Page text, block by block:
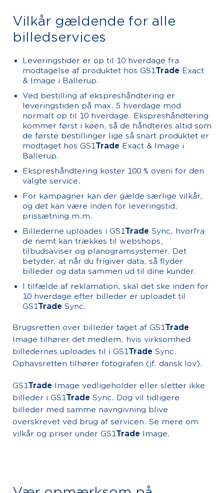
Vilkår gældende for alle
billedservices
Leveringstider er op til 10 hverdage fra
modtagelse af produktet hos GS1Trade Exact
& Image i Ballerup.
Ved bestilling af ekspreshåndtering er
leveringstiden på max. 5 hverdage mod
normalt op til 10 hverdage. Ekspreshåndtering
kommer først i køen, så de håndteres altid som
de første bestillinger lige så snart produktet er
modtaget hos GS1Trade Exact & Image i
Ballerup.
Ekspreshåndtering koster 100 % oveni for den
valgte service.
For kampagner kan der gælde særlige vilkår,
og det kan være inden for leveringstid,
prissætning m.m.
Billederne uploades i GS1Trade Sync, hvorfra
de nemt kan trækkes til webshops,
tilbudsaviser og planogramsystemer. Det
betyder, at når du frigiver data, så flyder
billeder og data sammen ud til dine kunder.
I tilfælde af reklamation, skal det ske inden for
10 hverdage efter billeder er uploadet til
GS1Trade Sync.
Brugsretten over billeder taget af GS1Trade
Image tilhører det medlem, hvis virksomhed
billedernes uploades til i GS1Trade Sync.
Ophavsretten tilhører fotografen (jf. dansk lov).
GS1Trade Image vedligeholder eller sletter ikke
billeder i GS1Trade Sync. Dog vil tidligere
billeder med samme navngivning blive
overskrevet ved brug af servicen. Se mere om
vilkår og priser under GS1Trade Image.